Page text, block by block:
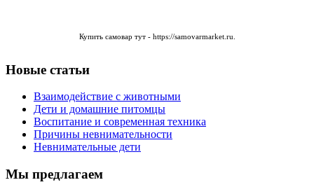
Купить самовар тут - https://samovarmarket.ru
Новые статьи
Взаимодействие с животными
Дети и домашние питомцы
Воспитание и современная техника
Причины невнимательности
Невнимательные дети
Мы предлагаем